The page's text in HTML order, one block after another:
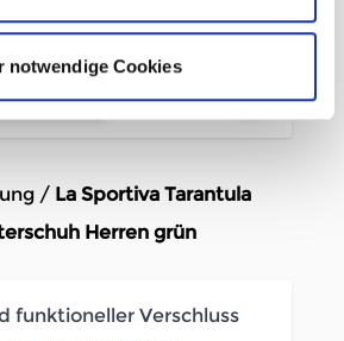
notwendige Cookies
/ La Sportiva Tarantula
Herren grün
funktioneller Verschluss